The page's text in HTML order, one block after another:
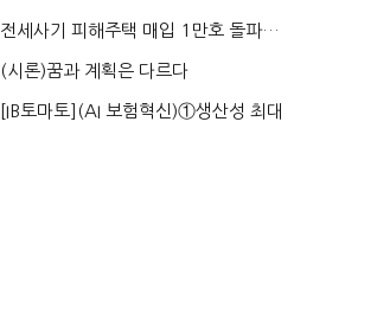
실적 견인은 은행 ...
전세사기 피해주택 매입 1만호 돌파…
누적 피해자 4만2...
(시론)꿈과 계획은 다르다
[IB토마토](AI 보험혁신)①생산성 최대